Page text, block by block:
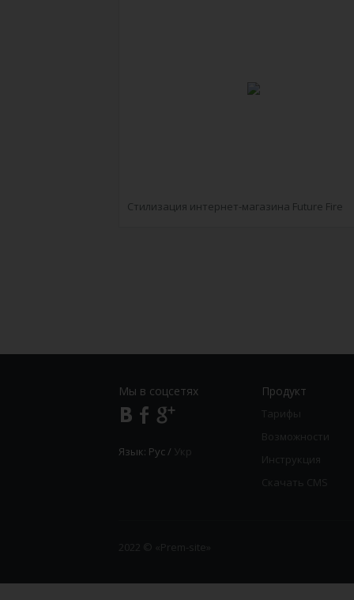
Стилизация интернет-магазина Future Fire
Мы в соцсетях
Язык: Рус / Укр
Продукт
Тарифы
Возможности
Инструкция
Скачать CMS
2022 © «Prem-site»